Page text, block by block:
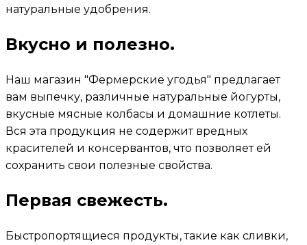
натуральные удобрения.
Вкусно и полезно.
Наш магазин "Фермерские угодья" предлагает
вам выпечку, различные натуральные йогурты,
вкусные мясные колбасы и домашние котлеты.
Вся эта продукция не содержит вредных
красителей и консервантов, что позволяет ей
сохранить свои полезные свойства.
Первая свежесть.
Быстропортящиеся продукты, такие как сливки,